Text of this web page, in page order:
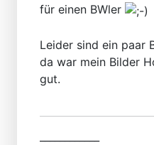
für einen BWler
Leider sind ein paar
da war mein Bilder
gut.